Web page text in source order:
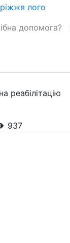
допомога?
реабілітацію
937